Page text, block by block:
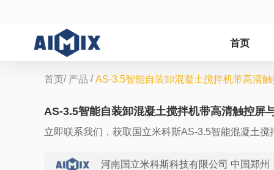
首页
首页/ 产品 / AS-3.5智能自装卸混凝土搅拌机带高清
AS-3.5智能自装卸混凝土搅拌机带高清触控屏
立即联系我们，获取国立米科斯AS-3.5智能混凝土
河南国立米科斯科技有限公司 中国郑州